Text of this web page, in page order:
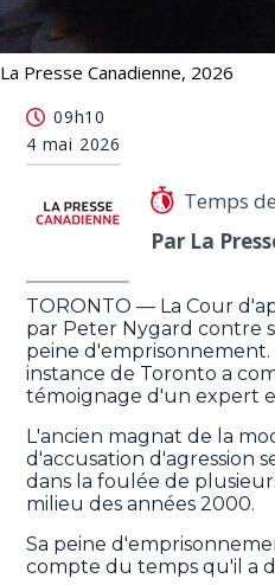
La Presse Canadienne, 2026
09h10
4 mai 2026
Temps
Par La
TORONTO — La Cour
par Peter Nygard contre
peine
instance de Toronto a
témoignage d'un expert
L'ancien magnat de la
d'accusation d'agression
dans la foulée de
milieu des années 2000.
Sa peine
compte du temps qu'il a